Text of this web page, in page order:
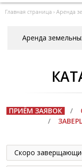
Главная страница › Аренда
Аренда
ПРИЁМ ЗАЯВОК /
/
Скоро